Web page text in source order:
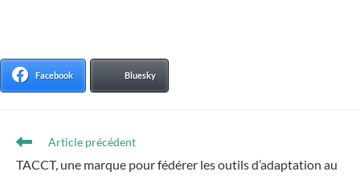
Facebook Bluesky
Article précédent
TACCT, une marque pour fédérer les outils d’adaptation au